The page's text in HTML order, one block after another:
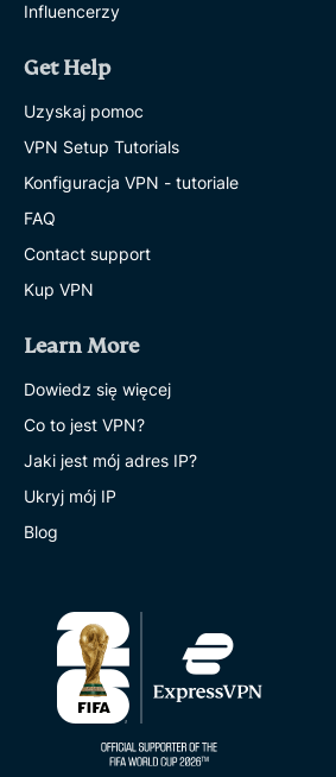
Influencerzy
Get Help
Uzyskaj pomoc
VPN Setup Tutorials
Konfiguracja VPN - tutoriale
FAQ
Contact support
Kup VPN
Learn More
Dowiedz się więcej
Co to jest VPN?
Jaki jest mój adres IP?
Ukryj mój IP
Blog